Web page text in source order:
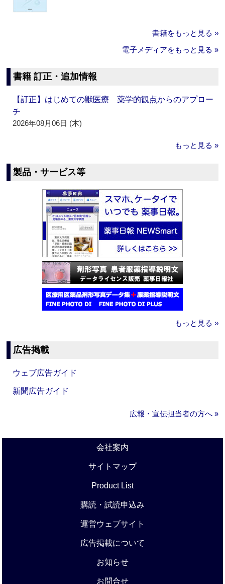
書籍をもっと見る »
電子メディアをもっと見る »
書籍 訂正・追加情報
【訂正】はじめての獣医療 薬学的観点からのアプロー
チ
2026年08月06日 (木)
もっと見る »
製品・サービス等
もっと見る »
広告掲載
ウェブ広告ガイド
新聞広告ガイド
広報・宣伝担当者の方へ »
会社案内
サイトマップ
Product List
購読・試読申込み
運営ウェブサイト
広告掲載について
お知らせ
お問合せ